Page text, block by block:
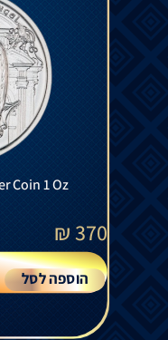
Coin 1 Oz
370
₪
הוספה לסל